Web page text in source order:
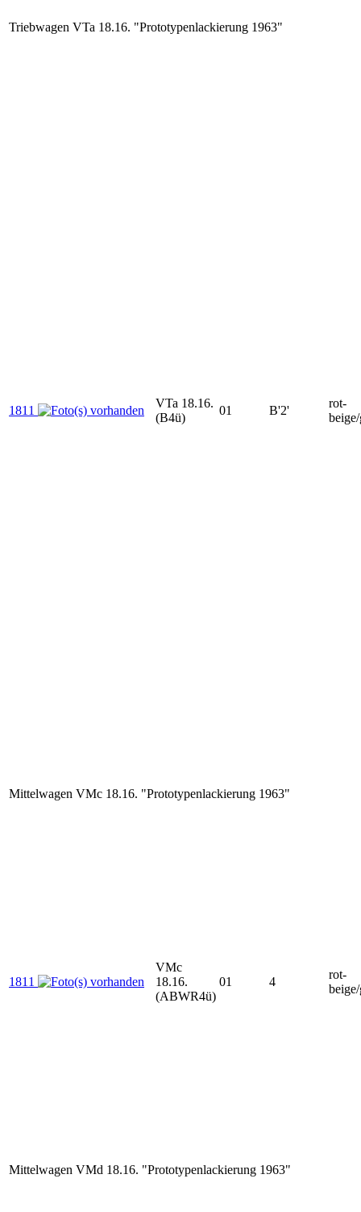
Triebwagen VTa 18.16. "Prototypenlackierung 1963"
1811
VTa 18.16.
(B4ü)
01 B'2'
rot-
Mittelwagen VMc 18.16. "Prototypenlackierung 1963"
1811
VMc
18.16.
(ABWR4ü)
01 4
rot-
Mittelwagen VMd 18.16. "Prototypenlackierung 1963"